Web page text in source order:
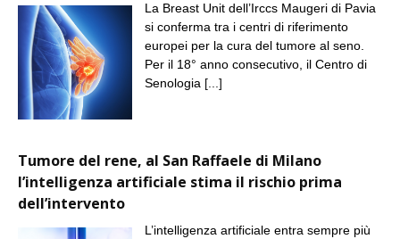
La Breast Unit dell’Irccs Maugeri di Pavia
si conferma tra i centri di riferimento
europei per la cura del tumore al seno.
Per il 18° anno consecutivo, il Centro di
Senologia [...]
Tumore del rene, al San Raffaele di Milano
l’intelligenza artificiale stima il rischio prima
dell’intervento
L’intelligenza artificiale entra sempre più